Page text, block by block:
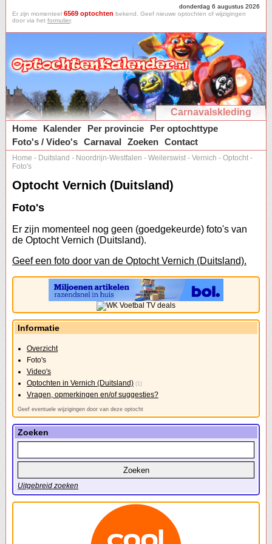
donderdag 6 augustus 2026
Er zijn momenteel 6569 optochten bekend. Geef nieuwe optochten of wijzigingen
door via het formulier.
Carnavalskleding
Home
Kalender Per provincie
Per optochttype
Foto's / Video's Carnaval Zoeken Contact
Home - Duitsland - Noordrijn-Westfalen - Weilerswist - Vernich - Optocht -
Foto's
Optocht Vernich (Duitsland)
Foto's
Er zijn momenteel nog geen (goedgekeurde) foto's van
de Optocht Vernich (Duitsland).
Geef een foto door van de Optocht Vernich (Duitsland).
Informatie
Overzicht
Foto's
Video's
Optochten in Vernich (Duitsland) (1)
Vragen, opmerkingen en/of suggesties?
Geef eventuele wijzigingen door van deze optocht
Zoeken
Uitgebreid zoeken